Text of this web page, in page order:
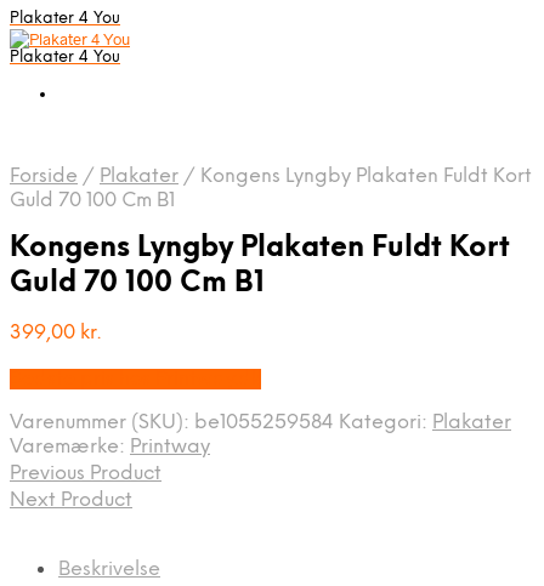
Plakater 4 You
Plakater 4 You
Forside / Plakater / Kongens Lyngby Plakaten Fuldt Kort
Guld 70 100 Cm B1
Kongens Lyngby Plakaten Fuldt Kort
Guld 70 100 Cm B1
399,00 kr.
Varenummer (SKU): be1055259584 Kategori: Plakater
Varemærke: Printway
Previous Product
Next Product
Beskrivelse